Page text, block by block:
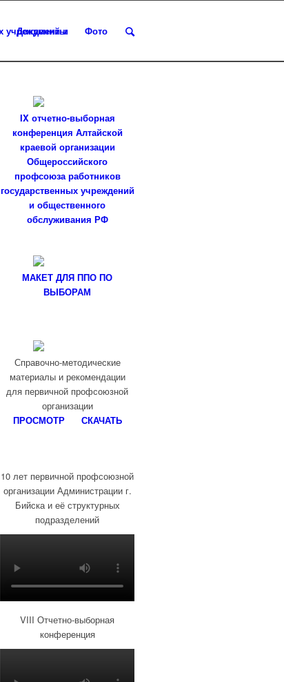
Документы Фото
IX отчетно-выборная
конференция Алтайской
краевой организации
Общероссийского
профсоюза работников
государственных учреждений
и общественного
обслуживания РФ
МАКЕТ ДЛЯ ППО ПО
ВЫБОРАМ
Справочно-методические
материалы и рекомендации
для первичной профсоюзной
организации
ПРОСМОТР
СКАЧАТЬ
10 лет первичной профсоюзной
организации Администрации г.
Бийска и её структурных
подразделений
VIII Отчетно-выборная
конференция